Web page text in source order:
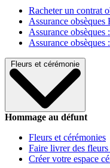
Racheter un contrat
Assurance obsèques
Assurance
Assurance
Fleurs et cérémonie
Hommage au défunt
Fleurs et cérémonies
Faire livrer des
Créer votre espace